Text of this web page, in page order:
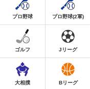
プロ野球 プロ野球(2軍)
ゴルフ Jリーグ
大相撲 Bリーグ